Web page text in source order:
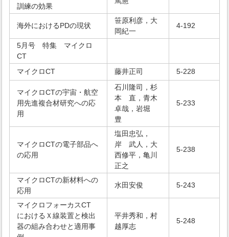
訓練の効果
海外におけるPDの現状
笹原利彦，大
岡紀一
4-192
5月号 特集 マイクロ
CT
マイクロCT
藤井正司 5-228
マイクロCTの宇宙・航空
用先進複合材研究への応
用
石川隆司，杉
本 直，青木
卓哉，岩堀
豊
5-233
マイクロCTの電子部品へ
の応用
塩田忠弘，
岸 武人，大
西修平，亀川
正之
5-238
マイクロCTの新材料への
応用
水田安俊 5-243
マイクロフォーカスCT
におけるＸ線装置と検出
器の組み合わせと適用事
平井秀和，村
越厚志
5-248